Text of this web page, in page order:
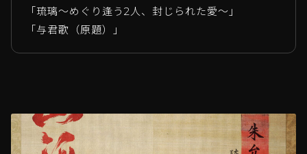
「琉璃～めぐり逢う2人、封じられた愛～」
「与君歌（原題）」